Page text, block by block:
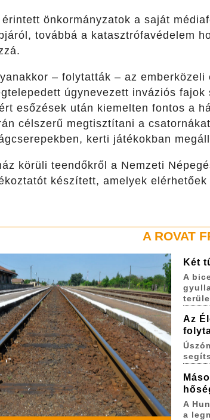
érintett önkormányzatok a saját
továbbá a katasztrófavédelem
– folytatták – az
úgynevezett inváziós
esőzések után kiemelten fontos a
célszerű megtisztítani a
kerti játékokban
körüli teendőkről a Nemzeti
készített, amelyek
A ROVAT
Két
A
Az
A
a